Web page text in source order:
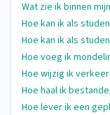
Wat zie ik binnen
Hoe kan ik als
Hoe kan ik als
Hoe voeg ik
Hoe wijzig ik
Hoe haal ik
Hoe lever ik een